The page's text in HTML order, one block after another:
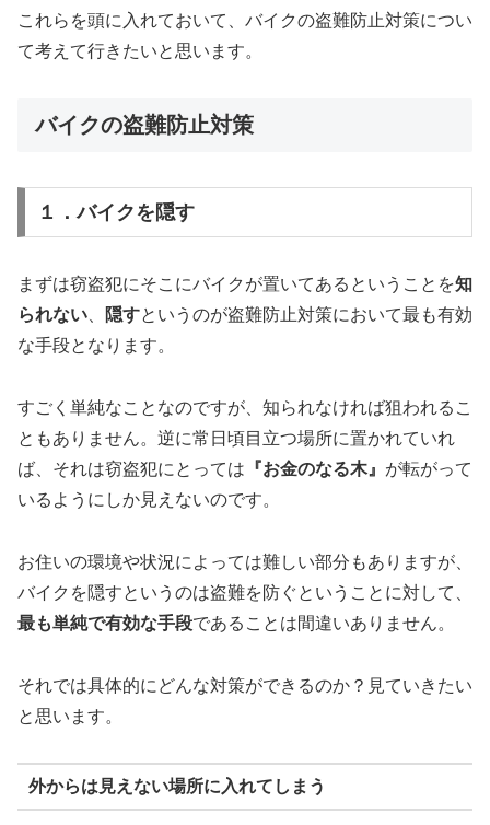
これらを頭に入れておいて、バイクの盗難防止対策につい
て考えて行きたいと思います。
バイクの盗難防止対策
１．バイクを隠す
まずは窃盗犯にそこにバイクが置いてあるということを知
られない
隠すというのが盗難防止対策において最も有効
な手段となります。
すごく単純なことなのですが、知られなければ狙われるこ
ともありません。逆に常日頃目立つ場所に置かれていれ
ば、それは窃盗犯にとっては 『お金のなる木』 が転がって
いるようにしか見えないのです。
お住いの環境や状況によっては難しい部分もありますが、
バイクを隠すというのは盗難を防ぐということに対して、
最も単純で有効な手段であることは間違いありません。
それでは具体的にどんな対策ができるのか？見ていきたい
と思います。
外からは見えない場所に入れてしまう